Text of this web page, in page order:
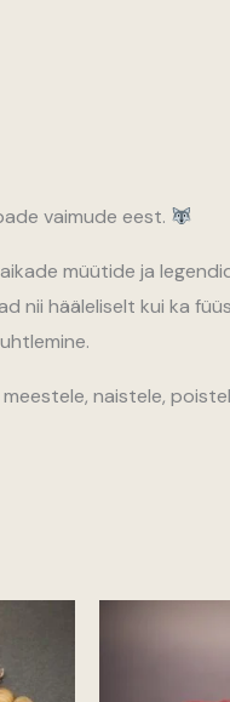
vaimude eest.
müütide ja
nii hääleliselt kui ka
naistele,